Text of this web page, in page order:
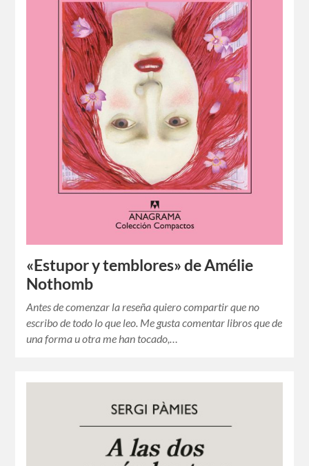
«Estupor y temblores» de Amélie
Nothomb
Antes de comenzar la reseña quiero compartir que no
escribo de todo lo que leo. Me gusta comentar libros que de
una forma u otra me han tocado,…